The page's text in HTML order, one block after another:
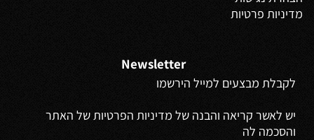
מדיניות פרטיות
Newsletter
לקבלת מבצעים למייל הירשמו
יש לאשר קריאה והבנה של מדיניות הפרטיות של האתר
והסכמה לה